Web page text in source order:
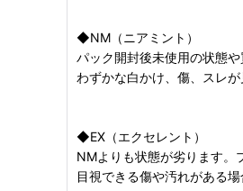
◆NM（ニアミント）
パック開封後未使用の状態
わずかな白かけ、傷、スレ
◆EX（エクセレント）
NMよりも状態が劣ります。
目視できる傷や汚れがある場